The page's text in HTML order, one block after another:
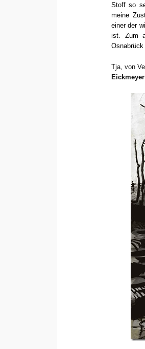
Stoff so
meine
einer der
ist. Zum
Osnabrück
Tja, von
Eickmeyer